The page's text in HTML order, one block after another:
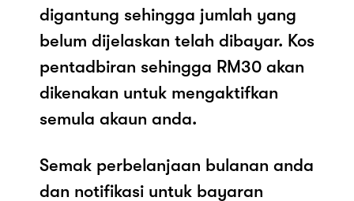
digantung sehingga jumlah yang
belum dijelaskan telah dibayar. Kos
pentadbiran sehingga RM30 akan
dikenakan untuk mengaktifkan
semula akaun anda.
Semak perbelanjaan bulanan anda
dan notifikasi untuk bayaran